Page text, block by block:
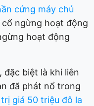
cứng máy chủ
ngừng hoạt động
hoạt động
biệt là khi liên
đã phát nổ trong
giá 50 triệu đô la